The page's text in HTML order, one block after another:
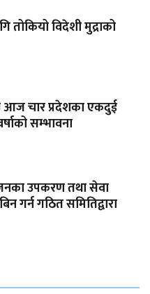
तोकियो विदेशी मुद्राको
आज चार प्रदेशका एकदुई
सम्भावना
उपकरण तथा सेवा
गर्न गठित समितिद्वारा